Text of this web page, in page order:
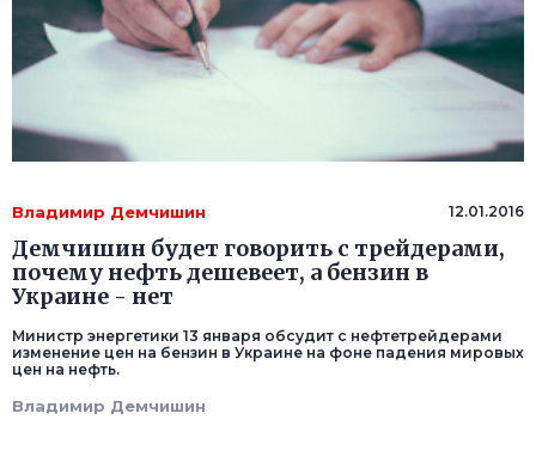
Владимир Демчишин 12.01.2016
Демчишин будет говорить с трейдерами,
почему нефть дешевеет, а бензин в
Украине - нет
Министр энергетики 13 января обсудит с нефтетрейдерами
изменение цен на бензин в Украине на фоне падения мировых
цен на нефть.
Владимир Демчишин